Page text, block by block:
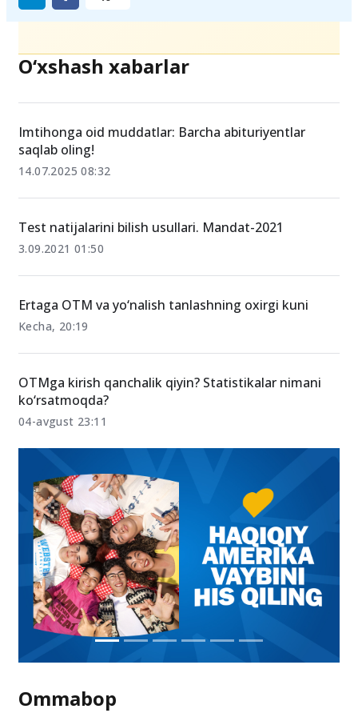
O‘xshash xabarlar
Imtihonga oid muddatlar: Barcha abituriyentlar
saqlab oling!
14.07.2025 08:32
Test natijalarini bilish usullari. Mandat-2021
3.09.2021 01:50
Ertaga OTM va yo‘nalish tanlashning oxirgi kuni
Kecha, 20:19
OTMga kirish qanchalik qiyin? Statistikalar nimani
ko‘rsatmoqda?
04-avgust 23:11
Ommabop